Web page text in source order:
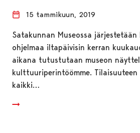
15 tammikuun, 2019
Satakunnan Museossa
ohjelmaa iltapäivisin kerran
aikana tutustutaan museon
kulttuuriperintöömme.
kaikki…